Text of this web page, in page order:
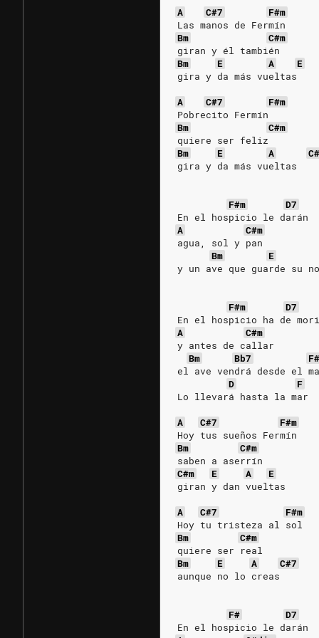
A C#7
F#m
Las manos de Fermín
Bm
C#m
giran y él también
Bm
E A
E
gira y da más vueltas
A
C#7
F#m
Pobrecito Fermín
Bm
C#m
quiere ser feliz
Bm
E A
gira y da más vueltas
F#m
D7
En el hospicio le darán
A
C#m
agua, sol y pan
Bm
E
y un ave que guarde su
F#m
D7
En el hospicio ha de
A
C#m
y antes de callar
Bm
Bb7
el ave vendrá desde el
D
F
Lo llevará hasta la mar
A
C#7
F#m
Hoy tus sueños Fermín
Bm
C#m
saben a aserrín
C#m
E A
E
giran y dan vueltas
A
C#7
F#m
Hoy tu tristeza al sol
Bm
C#m
quiere ser real
Bm
E A
C#7
aunque no lo creas
F#
D7
En el hospicio le darán